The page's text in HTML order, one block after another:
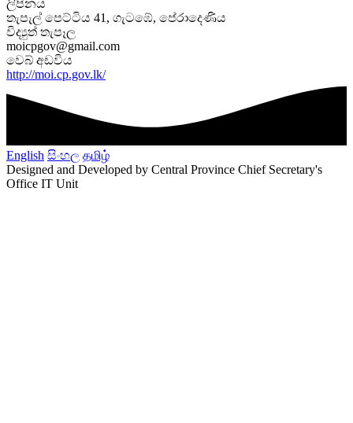
ලිපිනය
තැපැල් පෙට්ටිය 41, ගැටඹේ, පේරාදෙණිය
විද්‍යුත් තැපෑල
moicpgov@gmail.com
වෙබ් අඩවිය
http://moi.cp.gov.lk/
English සිංහල தமிழ்
Designed and Developed by Central Province Chief Secretary's
Office IT Unit